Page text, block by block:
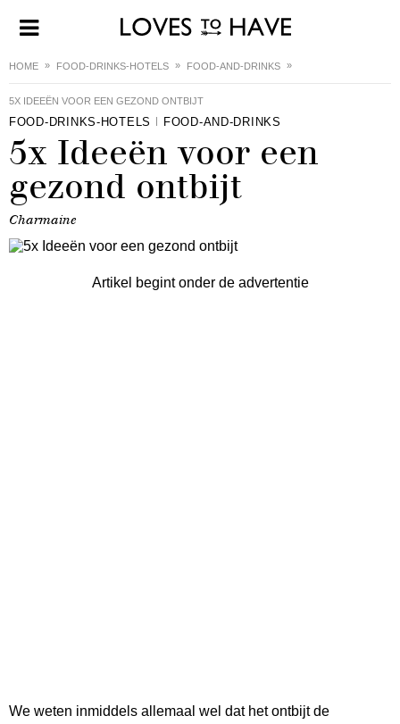
HOME FOOD-DRINKS-HOTELS FOOD-AND-DRINKS
5X IDEEËN VOOR EEN GEZOND ONTBIJT
FOOD-DRINKS-HOTELS FOOD-AND-DRINKS
5x Ideeën voor een
gezond ontbijt
Charmaine
Artikel begint onder de advertentie
We weten inmiddels allemaal wel dat het ontbijt de